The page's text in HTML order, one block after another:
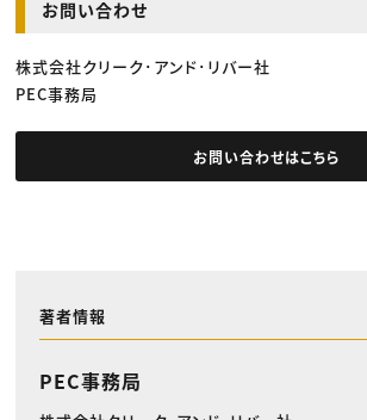
お問い合わせ
株式会社クリーク･アンド･リバー社
PEC事務局
お問い合わせはこちら
著者情報
PEC事務局